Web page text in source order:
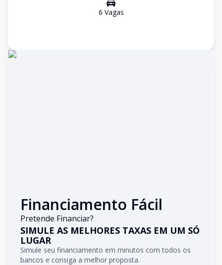
6 Vagas
Financiamento Fácil
Pretende Financiar?
SIMULE AS MELHORES TAXAS EM UM SÓ
LUGAR
Simule seu financiamento em minutos com todos os
bancos e consiga a melhor proposta.